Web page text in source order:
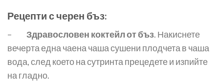
Рецепти с черен бъз:
– Здравословен коктейл от бъз. Накиснете
вечерта една чаена чаша сушени плодчета в чаша
вода, след което на сутринта прецедете и изпийте
на гладно.